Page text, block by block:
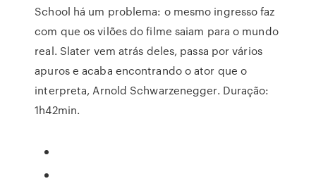
School há um problema: o mesmo ingresso faz
com que os vilões do filme saiam para o mundo
real. Slater vem atrás deles, passa por vários
apuros e acaba encontrando o ator que o
interpreta, Arnold Schwarzenegger. Duração:
1h42min.